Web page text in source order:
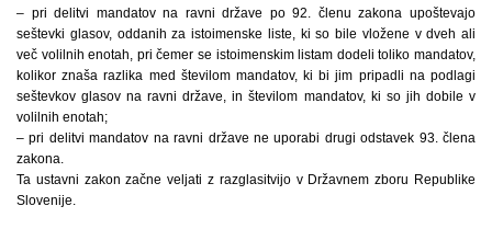
– pri delitvi mandatov na ravni države po 92. členu zakona upoštevajo
seštevki glasov, oddanih za istoimenske liste, ki so bile vložene v dveh ali
več volilnih enotah, pri čemer se istoimenskim listam dodeli toliko mandatov,
kolikor znaša razlika med številom mandatov, ki bi jim pripadli na podlagi
seštevkov glasov na ravni države, in številom mandatov, ki so jih dobile v
volilnih enotah;
– pri delitvi mandatov na ravni države ne uporabi drugi odstavek 93. člena
zakona.
Ta ustavni zakon začne veljati z razglasitvijo v Državnem zboru Republike
Slovenije.